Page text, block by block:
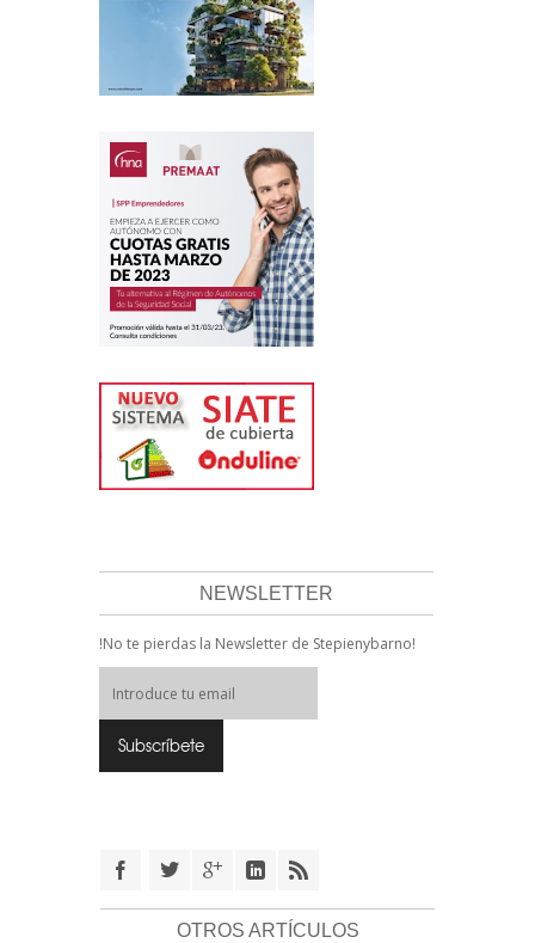
NEWSLETTER
!No te pierdas la Newsletter de Stepienybarno!
OTROS ARTÍCULOS